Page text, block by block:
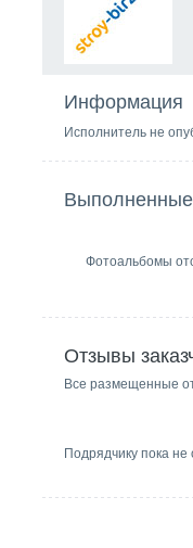
Информация
Исполнитель не
Фотоальбомы
Отзывы
Все размещенные
Подрядчику пока не